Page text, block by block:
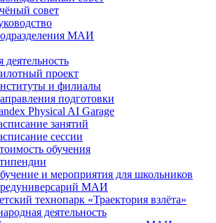
совет
МАИ
деятельность
проект
и филиалы
подготовки
Physical AI Garage
занятий
сессии
обучения
и мероприятия для школьников
МАИ
технопарк «Траектория взлёта»
деятельность